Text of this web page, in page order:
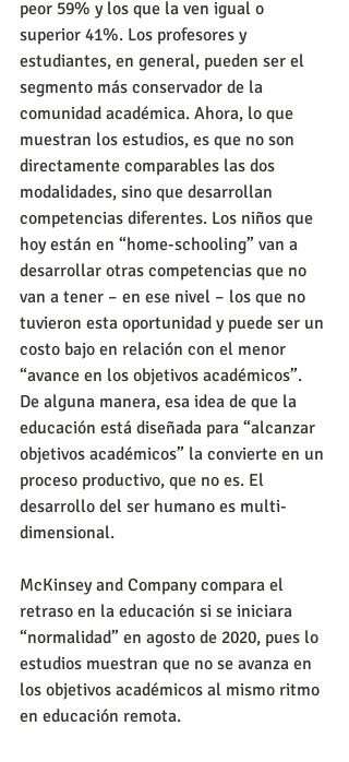
peor 59% y los que la ven igual o
superior 41%. Los profesores y
estudiantes, en general, pueden ser el
segmento más conservador de la
comunidad académica. Ahora, lo que
muestran los estudios, es que no son
directamente comparables las dos
modalidades, sino que desarrollan
competencias diferentes. Los niños que
hoy están en “home-schooling” van a
desarrollar otras competencias que no
van a tener – en ese nivel – los que no
tuvieron esta oportunidad y puede ser un
costo bajo en relación con el menor
“avance en los objetivos académicos”.
De alguna manera, esa idea de que la
educación está diseñada para “alcanzar
objetivos académicos” la convierte en un
proceso productivo, que no es. El
desarrollo del ser humano es multi-
dimensional.
McKinsey and Company compara el
retraso en la educación si se iniciara
“normalidad” en agosto de 2020, pues lo
estudios muestran que no se avanza en
los objetivos académicos al mismo ritmo
en educación remota.